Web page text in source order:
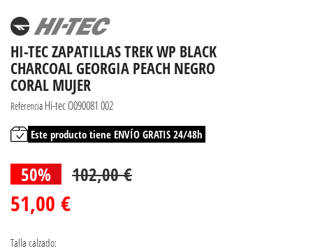
HI-TEC ZAPATILLAS TREK WP BLACK
CHARCOAL GEORGIA PEACH NEGRO
CORAL MUJER
Referencia Hi-tec O090081 002
Este producto tiene ENVÍO GRATIS 24/48h
50% 102,00 €
51,00 €
Talla calzado: